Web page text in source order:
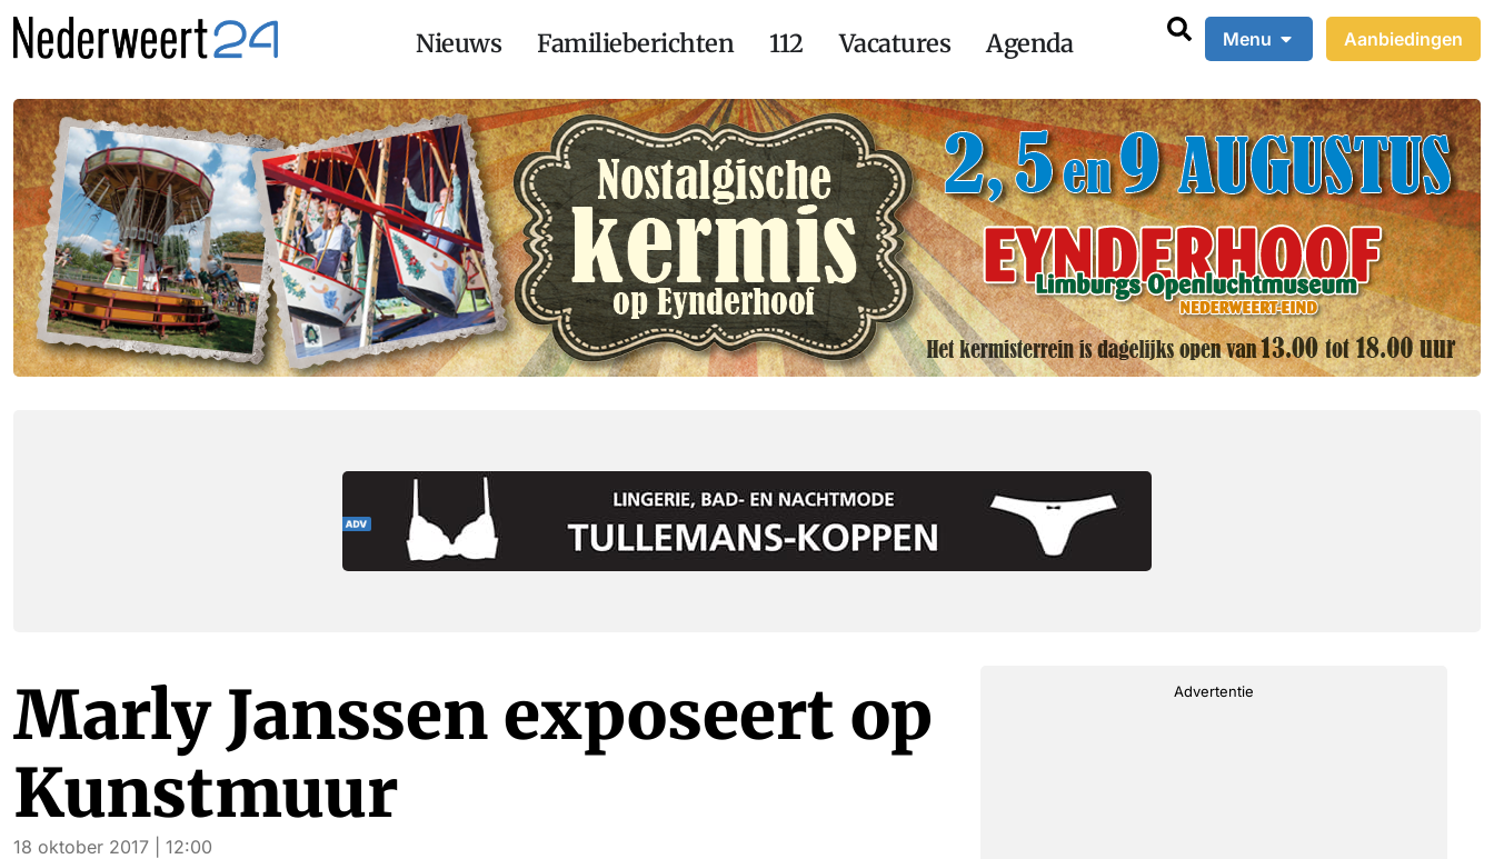
Nieuws Familieberichten 112 Vacatures Agenda Menu Aanbiedingen
Marly Janssen exposeert op
Kunstmuur
18 oktober 2017 | 12:00
Advertentie